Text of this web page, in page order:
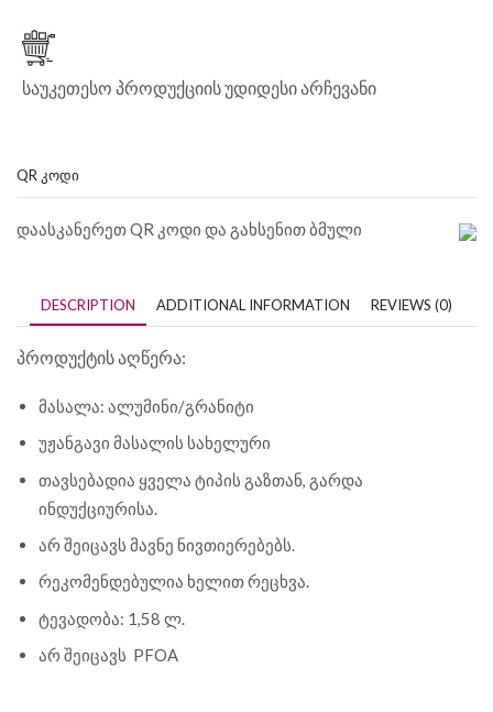
საუკეთესო პროდუქციის უდიდესი არჩევანი
QR ᲙᲝᲓᲘ
დაასკანერეთ QR კოდი და გახსენით ბმული
DESCRIPTION ADDITIONAL INFORMATION REVIEWS (0)
პროდუქტის აღწერა:
მასალა: ალუმინი/გრანიტი
უჟანგავი მასალის სახელური
თავსებადია ყველა ტიპის გაზთან, გარდა
ინდუქციურისა.
არ შეიცავს მავნე ნივთიერებებს.
რეკომენდებულია ხელით რეცხვა.
ტევადობა: 1,58 ლ.
არ შეიცავს PFOA